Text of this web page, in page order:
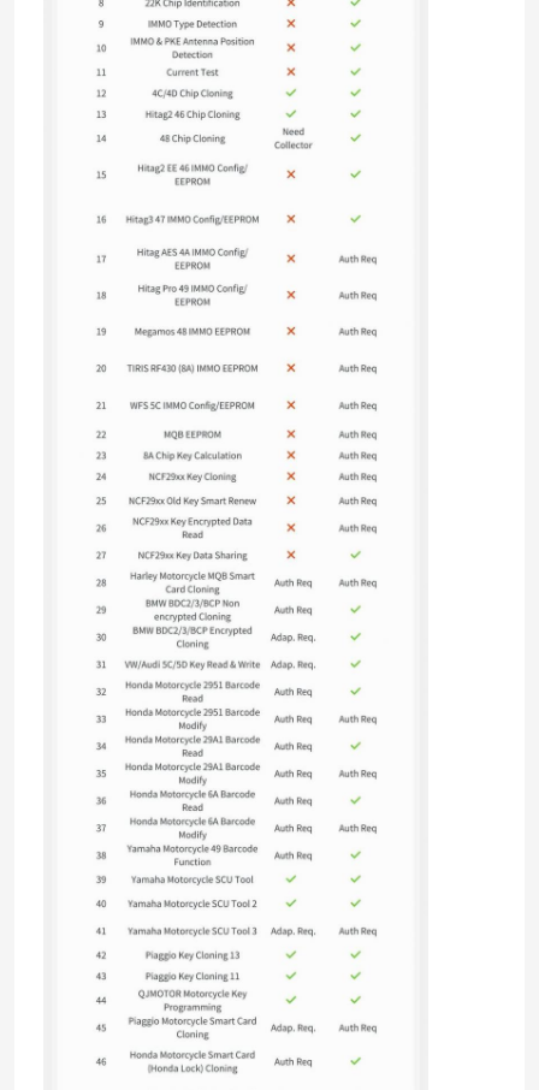
Autoschlüssel
Autoschlüsselrohling
Einwinkelfräsmaschine
Autoschlüsselprogrammierer
Transponderchip
Schlossermaschine
KEYDIY-Smart Key